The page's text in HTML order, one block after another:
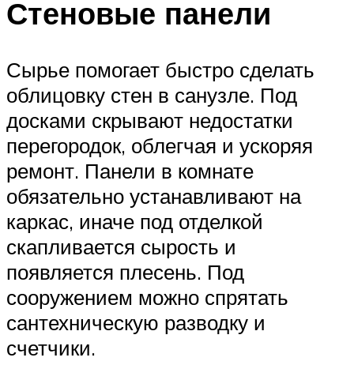
Стеновые панели
Сырье помогает быстро сделать
облицовку стен в санузле. Под
досками скрывают недостатки
перегородок, облегчая и ускоряя
ремонт. Панели в комнате
обязательно устанавливают на
каркас, иначе под отделкой
скапливается сырость и
появляется плесень. Под
сооружением можно спрятать
сантехническую разводку и
счетчики.